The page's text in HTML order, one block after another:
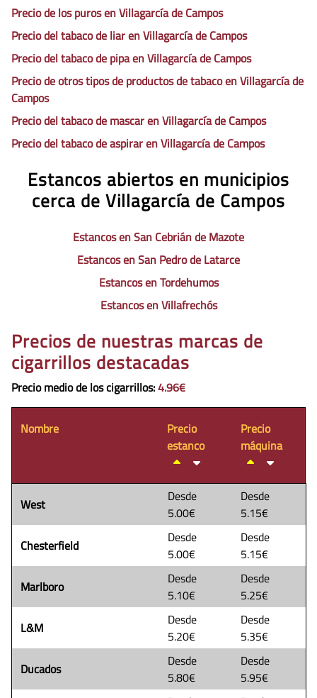
Precio de los puros en Villagarcía de Campos
Precio del tabaco de liar en Villagarcía de Campos
Precio del tabaco de pipa en Villagarcía de Campos
Precio de otros tipos de productos de tabaco en Villagarcía de
Campos
Precio del tabaco de mascar en Villagarcía de Campos
Precio del tabaco de aspirar en Villagarcía de Campos
Estancos abiertos en municipios
cerca de Villagarcía de Campos
Estancos en San Cebrián de Mazote
Estancos en San Pedro de Latarce
Estancos en Tordehumos
Estancos en Villafrechós
Precios de nuestras marcas de
cigarrillos destacadas
Precio medio de los cigarrillos:4.96€
Nombre
Precio
estanco
Precio
máquina
West
Desde
5.00€
Desde
5.15€
Chesterfield
Desde
5.00€
Desde
5.15€
Marlboro
Desde
5.10€
Desde
5.25€
L&M
Desde
5.20€
Desde
5.35€
Ducados
Desde
5.80€
Desde
5.95€